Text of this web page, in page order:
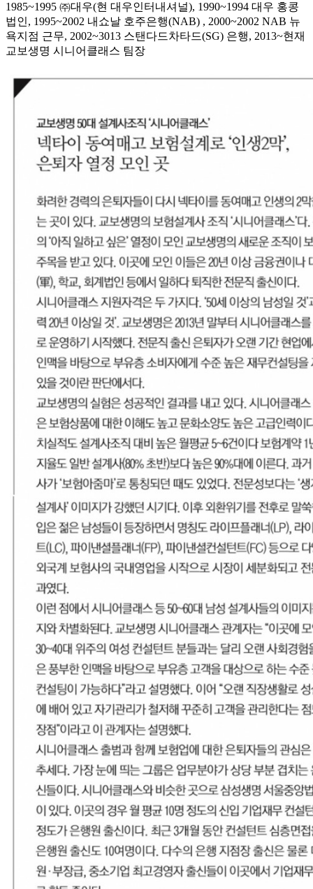
1985~1995 ㈜대우(현 대우인터내셔널), 1990~1994 대우 홍콩
법인, 1995~2002 내쇼날 호주은행(NAB) , 2000~2002 NAB 뉴
욕지점 근무, 2002~3013 스탠다드차타드(SG) 은행, 2013~현재
교보생명 시니어클래스 팀장